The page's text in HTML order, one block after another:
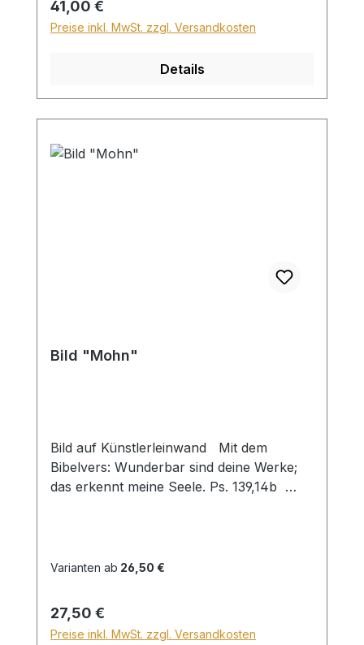
Regulärer Preis:
41,00 €
Preise inkl. MwSt. zzgl. Versandkosten
Details
Bild "Mohn"
Bild auf Künstlerleinwand Mit dem
Bibelvers: Wunderbar sind deine Werke;
das erkennt meine Seele. Ps. 139,14b
Zuschlag für Sperrgut in Höhe von
Ausland beträgt der Sperrgutzuschlag
30€.
Varianten ab 26,50 €
Regulärer Preis:
27,50 €
Preise inkl. MwSt. zzgl. Versandkosten